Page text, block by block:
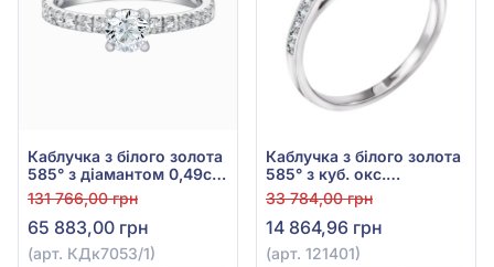
Каблучка з білого золота
585° з діамантом 0,49ct,
арт. КДк7053/1
131 766,00 грн
65 883,00 грн
(арт. КДк7053/1)
Каблучка з білого золота
585° з куб. окс.
цирконію, арт. 121401
33 784,00 грн
14 864,96 грн
(арт. 121401)